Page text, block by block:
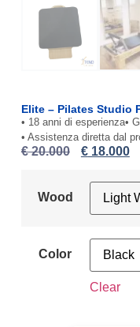
Elite – Pilates Studio
• 18 anni di esperienza•
• Assistenza diretta dal
€20.000 €18.000
Wood
Color
Clear